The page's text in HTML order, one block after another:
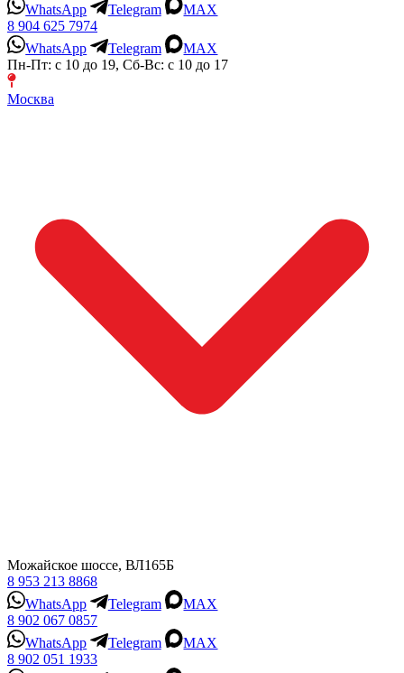
WhatsApp
Telegram
MAX
8 904 625 7974
WhatsApp
Telegram
MAX
Пн-Пт: с 10 до 19, Сб-Вс: с 10 до 17
Москва
Можайское шоссе, ВЛ165Б
8 953 213 8868
WhatsApp
Telegram
MAX
8 902 067 0857
WhatsApp
Telegram
MAX
8 902 051 1933